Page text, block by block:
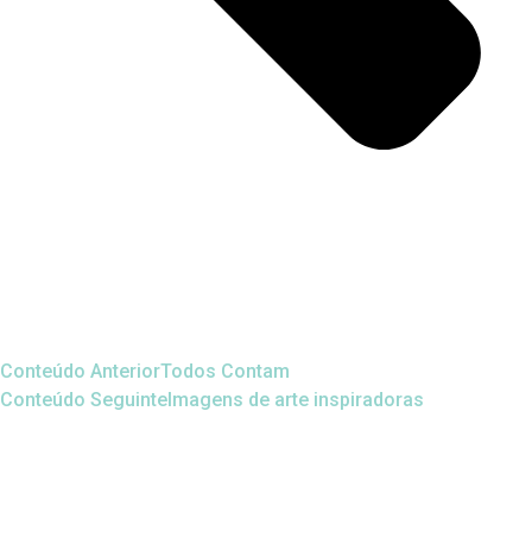
Conteúdo AnteriorTodos Contam
Conteúdo Seguinte Imagens de arte inspiradoras